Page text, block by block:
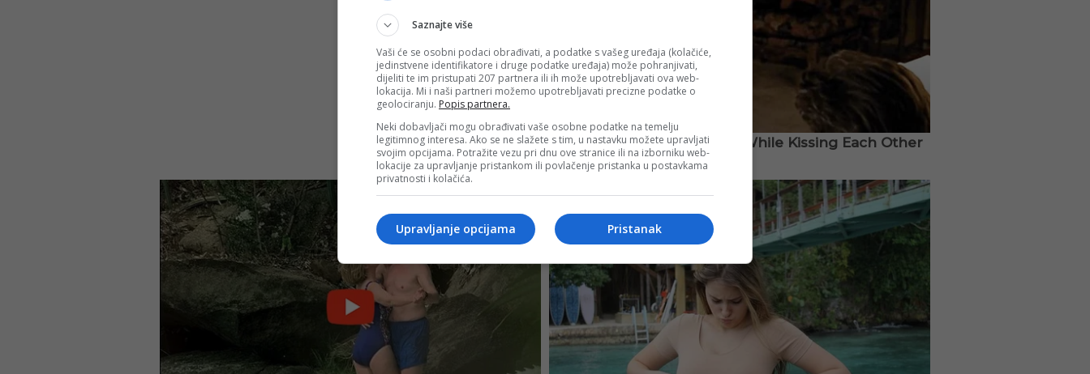
Saznajte više
Vaši će se osobni podaci obrađivati, a podatke s vašeg uređaja (kolačiće,
jedinstvene identifikatore i druge podatke uređaja) može pohranjivati,
dijeliti te im pristupati 207 partnera ili ih može upotrebljavati ova web-
lokacija. Mi i naši partneri možemo upotrebljavati precizne podatke o
geolociranju. Popis partnera.
Neki dobavljači mogu obrađivati vaše osobne podatke na temelju
legitimnog interesa. Ako se ne slažete s tim, u nastavku možete upravljati
svojim opcijama. Potražite vezu pri dnu ove stranice ili na izborniku web-
lokacije za upravljanje pristankom ili povlačenje pristanka u postavkama
privatnosti i kolačića.
Pristanak
Upravljanje opcijama